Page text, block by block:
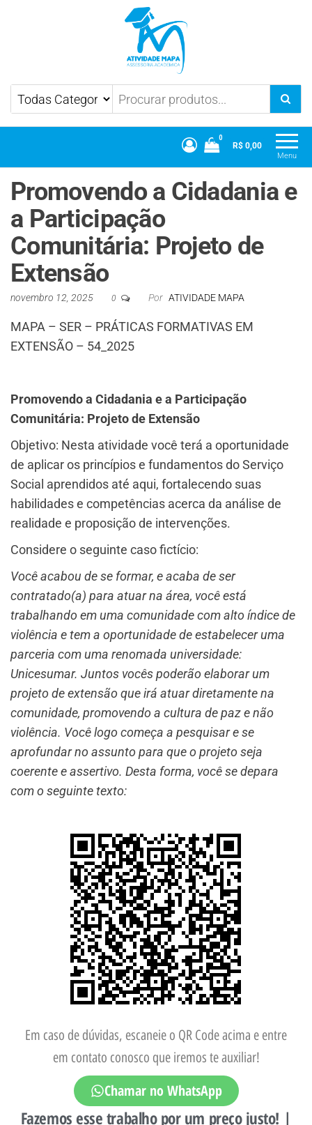
Atividade Mapa Mapa UniCesumar
Menu
0
R$ 0,00
Promovendo a Cidadania e
a Participação
Comunitária: Projeto de
Extensão
novembro 12, 2025 0 Por ATIVIDADE MAPA
MAPA – SER – PRÁTICAS FORMATIVAS EM
EXTENSÃO – 54_2025
Promovendo a Cidadania e a Participação
Comunitária: Projeto de Extensão
Objetivo: Nesta atividade você terá a oportunidade
de aplicar os princípios e fundamentos do Serviço
Social aprendidos até aqui, fortalecendo suas
habilidades e competências acerca da análise de
realidade e proposição de intervenções.
Considere o seguinte caso fictício:
Você acabou de se formar, e acaba de ser
contratado(a) para atuar na área, você está
trabalhando em uma comunidade com alto índice de
violência e tem a oportunidade de estabelecer uma
parceria com uma renomada universidade:
Unicesumar. Juntos vocês poderão elaborar um
projeto de extensão que irá atuar diretamente na
comunidade, promovendo a cultura de paz e não
violência. Você logo começa a pesquisar e se
aprofundar no assunto para que o projeto seja
coerente e assertivo. Desta forma, você se depara
com o seguinte texto:
Em caso de dúvidas, escaneie o QR Code acima e entre
em contato conosco que iremos te auxiliar!
Chamar no WhatsApp
Fazemos esse trabalho por um preço justo! |